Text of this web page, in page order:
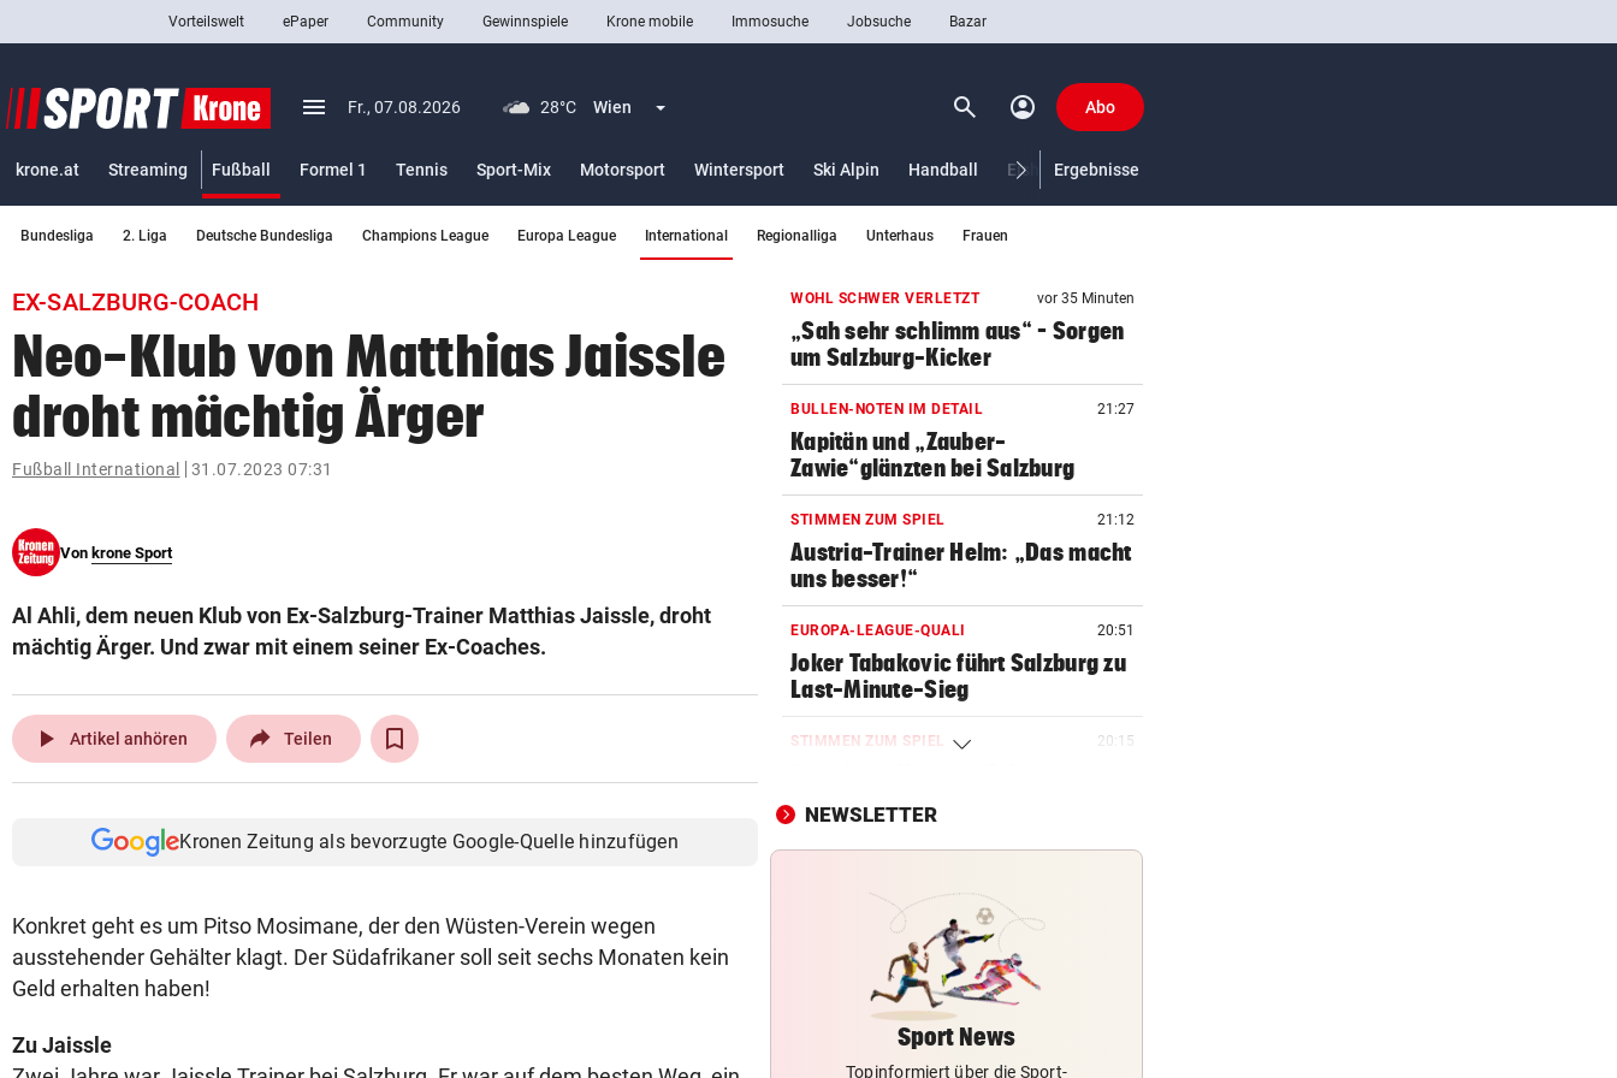
closeSchließen
Abonnieren
bookmark
search
Suchbegriff
eingeben
© Krone Multimedia GmbH & Co KG 2026
Vorteilswelt ePaper Community Gewinnspiele Krone mobile Immosuche Jobsuche Bazar
menu Menü aufklappen
Fr., 07.08.2026 28°C Wien Menü aufklappen search Suchen
account_circle Abo
krone.at Streaming Fußball
Formel 1
Tennis Sport-Mix Motorsport Wintersport Ski Alpin Handball Eishockey US-Sport
Ergebnisse
Bundesliga 2. Liga Deutsche Bundesliga Champions League Europa League International Regionalliga Unterhaus Frauen
EX-SALZBURG-COACH
Neo-Klub von Matthias Jaissle
droht mächtig Ärger
Fußball International 31.07.2023 07:31
Von krone Sport
Al Ahli, dem neuen Klub von Ex-Salzburg-Trainer Matthias Jaissle, droht
mächtig Ärger. Und zwar mit einem seiner Ex-Coaches.
play_arrow Artikel anhören Teilen
Kronen Zeitung als bevorzugte Google-Quelle hinzufügen
Konkret geht es um Pitso Mosimane, der den Wüsten-Verein wegen
ausstehender Gehälter klagt. Der Südafrikaner soll seit sechs Monaten kein
Geld erhalten haben!
Zu Jaissle
WOHL SCHWER VERLETZT vor 35 Minuten
„Sah sehr schlimm aus“ – Sorgen
um Salzburg-Kicker
BULLEN-NOTEN IM DETAIL 21:27
Kapitän und „Zauber-
Zawie“glänzten bei Salzburg
STIMMEN ZUM SPIEL 21:12
Austria-Trainer Helm: „Das macht
uns besser!“
EUROPA-LEAGUE-QUALI 20:51
Joker Tabakovic führt Salzburg zu
Last-Minute-Sieg
STIMMEN ZUM SPIEL 20:15
superhappy nach Hause“
ORKAN, KEIN STROM & CO 20:06
häufen sich
WASSERSPRINGEN
Knoll bei EM Achter vom Turm ++
Lotfi auf Rang 12!
SCHON NÄCHSTE SAISON
NEWSLETTER
Sport News
Topinformiert über die Sport-